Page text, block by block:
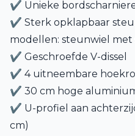
✔ Unieke
✔ Sterk opklapbaar
modellen: steunwiel
✔ Geschroefde V-dissel
✔ 4 uitneembare
✔ 30 cm hoge
✔ U-profiel aan
cm)